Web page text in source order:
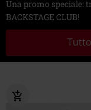
Una promo speciale:
BACKSTAGE CLUB!